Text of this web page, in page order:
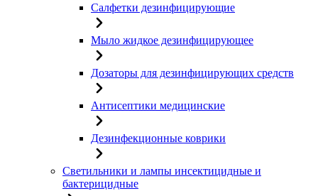
Салфетки дезинфицирующие
Мыло жидкое дезинфицирующее
Дозаторы для дезинфицирующих средств
Антисептики медицинские
Дезинфекционные коврики
Светильники и лампы инсектицидные и
бактерицидные